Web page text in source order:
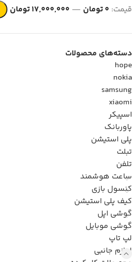
قيمت: 0 تومان — 17,000,000 تومان
دسته‌های محصولات
hope
nokia
samsung
xiaomi
اسپیکر
پاوربانک
پلی استیشن
تبلت
تلفن
ساعت هوشمند
کنسول بازی
کیف پلی استیشن
گوشی اپل
گوشی موبایل
لپ تاپ
لوازم جانبی